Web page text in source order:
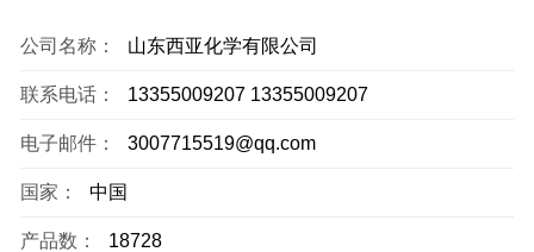
公司名称： 山东西亚化学有限公司
联系电话： 13355009207 13355009207
电子邮件： 3007715519@qq.com
国家： 中国
产品数： 18728